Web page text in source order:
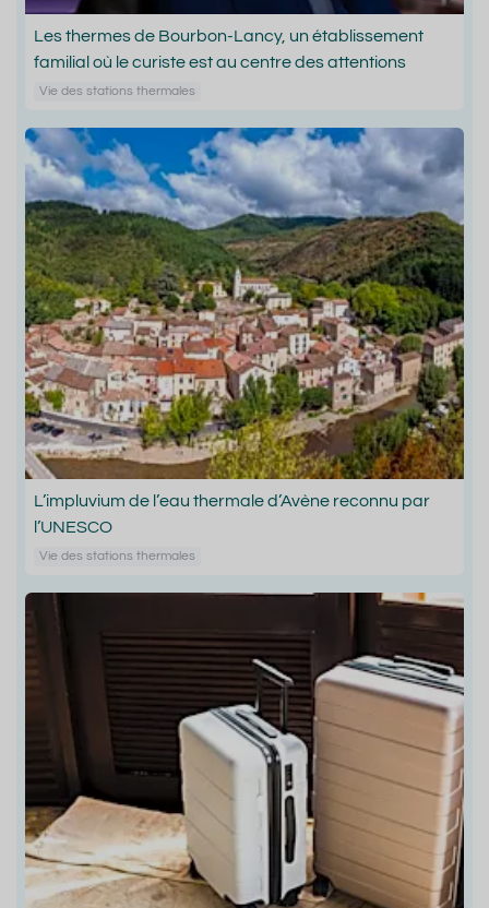
Les thermes de Bourbon-Lancy, un établissement
familial où le curiste est au centre des attentions
Vie des stations thermales
L’impluvium de l’eau thermale d’Avène reconnu par
l’UNESCO
Vie des stations thermales